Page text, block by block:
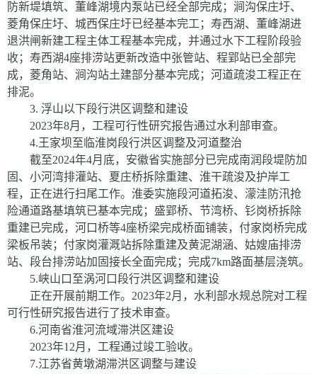
防新堤填筑、董峰湖境内泵站已经全部完成；涧沟保庄圩、
菱角保庄圩、城西保庄圩已经基本完工；寿西湖、董峰湖进
退洪闸新建工程主体工程基本完成，并通过水下工程阶段验
收；寿西湖4座排涝站更新改造中张管站、程郢站已全部完
成，菱角站、涧沟站土建部分基本完成；河道疏浚工程正在
排泥。
3. 浮山以下段行洪区调整和建设
2023年8月，工程可行性研究报告通过水利部审查。
4.王家坝至临淮岗段行洪区调整及河道整治
截至2024年4月底，安徽省实施部分已完成南润段堤防加
固、小河湾排灌站、夏庄桥拆除重建、淮干疏浚及护岸工
程，正在进行扫尾工作。淮委实施段河道拓浚、 濛洼防汛抢
险通道路基填筑已基本完成；盛郢桥、节湾桥、钐岗桥拆除
重建已完成，河口桥等4座桥梁完成桥面铺装，付家岗桥完成
梁板吊装；付家岗灌溉站拆除重建及黄泥湖涵、姑嫂庙排涝
站、段台排涝站加固接长全面完成；完成7km路面基层浇筑。
5.峡山口至涡河口段行洪区调整和建设
正在开展前期工作。 2023年2月，水利部水规总院对工程
可行性研究报告进行了技术审查。
6.河南省淮河流域滞洪区建设
2023年12月，工程通过竣工验收。
7.江苏省黄墩湖滞洪区调整与建设